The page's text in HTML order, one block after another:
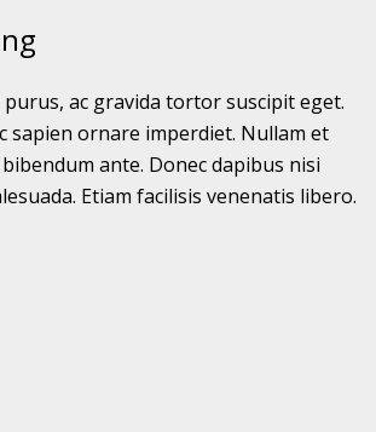
ac gravida tortor suscipit eget.
sapien ornare imperdiet. Nullam et
ante. Donec dapibus nisi
Etiam facilisis venenatis libero.